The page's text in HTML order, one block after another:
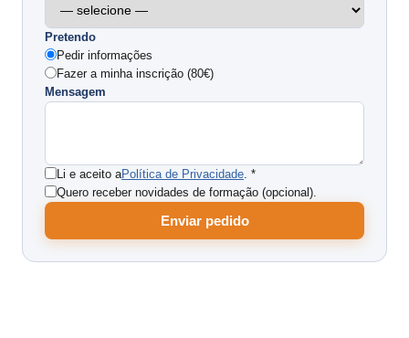
Pretendo
Pedir informações
Fazer a minha inscrição (80€)
Mensagem
Li e aceito aPolítica de Privacidade. *
Quero receber novidades de formação (opcional).
Enviar pedido